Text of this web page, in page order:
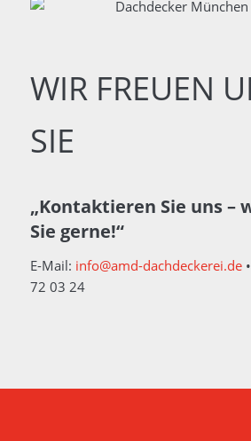
WIR FREUEN
SIE
„Kontaktieren Sie uns –
Sie gerne!“
E-Mail: info@amd-dachdeckerei.de
72 03 24